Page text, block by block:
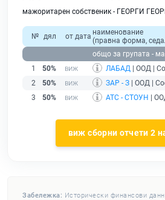
мажоритарен собственик - ГЕОРГИ
№ дял от дата наименование
(правна форма,
общо за групата -
1
50% ЛАБАД | ООД |
2
50% ЗАР - З | ООД |
3
50% АТС - СТОУН |
виж сборни отчети 2
Забележка: Исторически финансови